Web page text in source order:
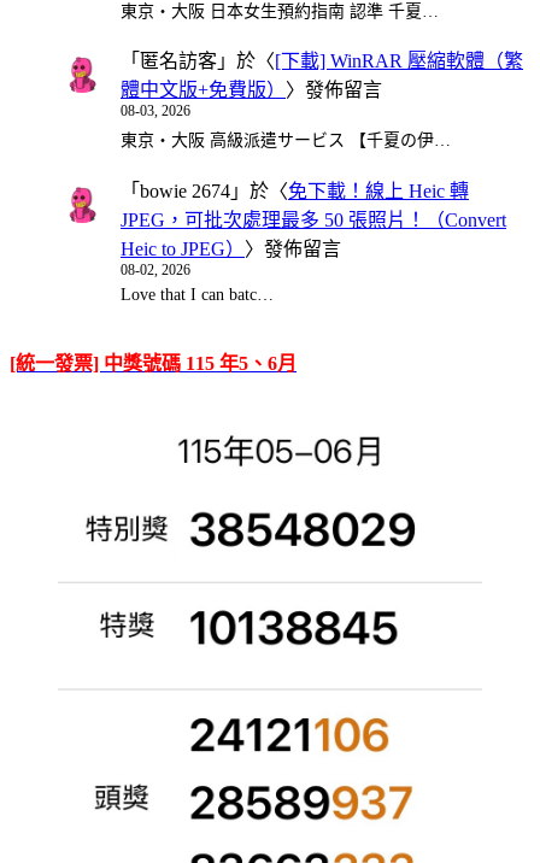
東京・大阪 日本女生預約指南 認準 千夏…
「 匿名訪客 」於〈[下載] WinRAR 壓縮軟體（繁
體中文版+免費版） 〉發佈留言
08-03, 2026
東京・大阪 高級派遣サービス 【千夏の伊…
「 bowie 2674 」於〈免下載！線上 Heic 轉
JPEG，可批次處理最多 50 張照片！（Convert
Heic to JPEG） 〉發佈留言
08-02, 2026
Love that I can batc…
[統一發票] 中獎號碼 115 年5、6月